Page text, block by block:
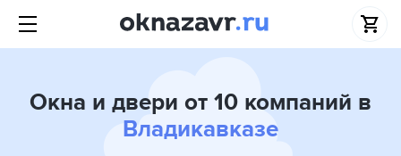
Окна и двери от 10 компаний в
Владикавказе